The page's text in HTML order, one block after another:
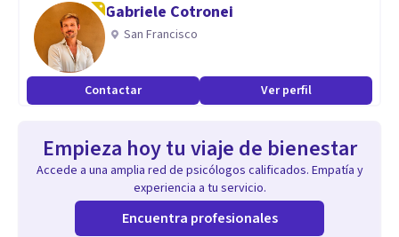
Gabriele Cotronei
San Francisco
Contactar Ver perfil
Empieza hoy tu viaje de bienestar
Accede a una amplia red de psicólogos calificados. Empatía y
experiencia a tu servicio.
Encuentra profesionales